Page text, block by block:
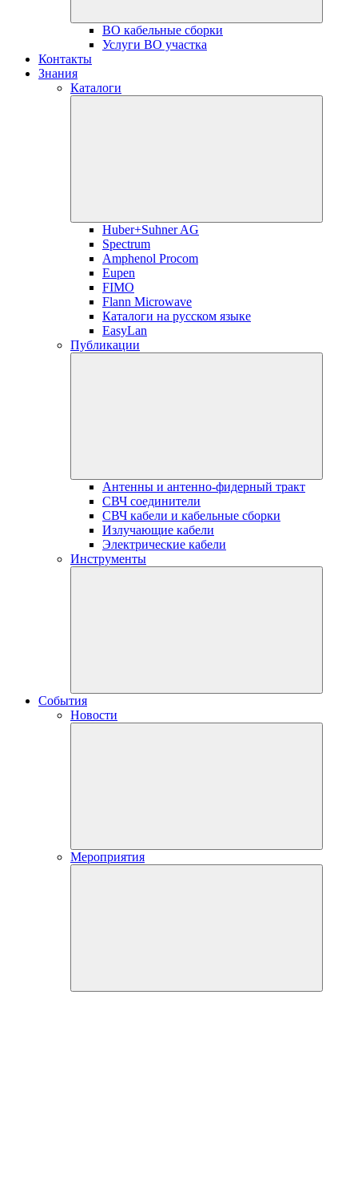
ВО кабельные сборки
Услуги ВО участка
Контакты
Знания
Каталоги
Huber+Suhner AG
Spectrum
Amphenol Procom
Eupen
FIMO
Flann Microwave
Каталоги на русском языке
EasyLan
Публикации
Антенны и антенно-фидерный тракт
СВЧ соединители
СВЧ кабели и кабельные сборки
Излучающие кабели
Электрические кабели
Инструменты
События
Новости
Мероприятия